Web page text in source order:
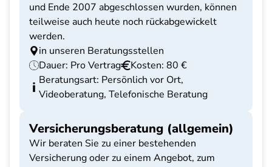
und Ende 2007 abgeschlossen wurden, können
teilweise auch heute noch rückabgewickelt
werden.
in unseren Beratungsstellen
Dauer: Pro Vertrag
Kosten: 80 €
Beratungsart: Persönlich vor Ort,
Videoberatung, Telefonische Beratung
Versicherungsberatung (allgemein)
Wir beraten Sie zu einer bestehenden
Versicherung oder zu einem Angebot, zum